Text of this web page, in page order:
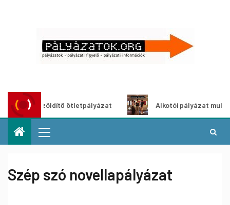
ötletpályázat Alkotói pályázat multimédia-
Szép szó novellapályázat